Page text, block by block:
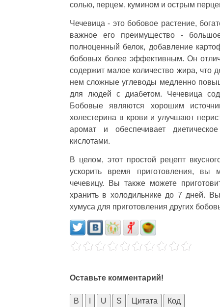
солью, перцем, кумином и острым
Чечевица - это бобовое растение,
важное его преимущество -
полноценный белок, добавление
бобовых более эффективным. Он
содержит малое количество жира, что
нем сложные углеводы медленно
для людей с диабетом. Чечевица
Бобовые являются хорошим
холестерина в крови и улучшают
аромат и обеспечивает
кислотами.
В целом, этот простой рецепт
ускорить время приготовления, вы
чечевицу. Вы также можете
хранить в холодильнике до 7 дней.
хумуса для приготовления других
Оставьте комментарий!
B U S Цитата Код